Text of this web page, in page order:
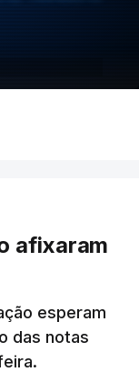
afixaram
esperam
das notas